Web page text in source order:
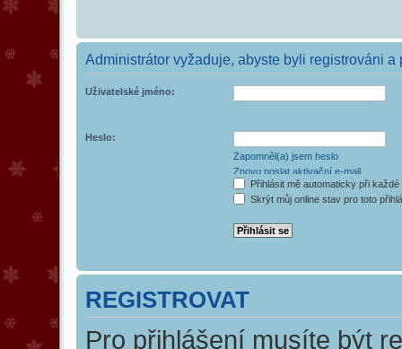
Administrátor vyžaduje, abyste byli registrováni
Uživatelské jméno:
Heslo:
Zapomněl(a) jsem heslo
Znovu poslat aktivační e-mail
Přihlásit mě automaticky při
Skrýt můj online stav pro toto
REGISTROVAT
Pro přihlášení musíte být